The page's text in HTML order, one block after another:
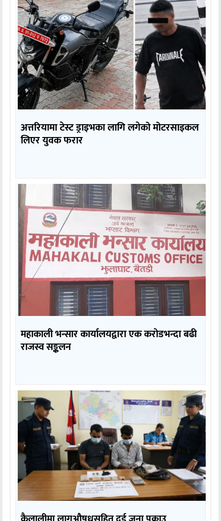
अत्तरियामा टेस्ट ड्राइभका लागि लगेको मोटरसाइकल
लिएर युवक फरार
महाकाली भन्सार कार्यालयद्वारा एक करोडभन्दा बढी
राजस्व सङ्कलन